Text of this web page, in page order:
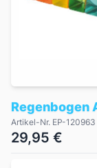
Regenbogen
Artikel-Nr. EP-120963
29,95 €